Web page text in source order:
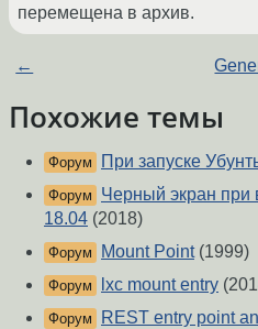
перемещена в архив.
←
Похожие темы
Форум При запуске
Форум
Черный экран при
18.04 (2018)
Форум Mount Point(1999)
Форум lxc mount entry
Форум REST entry point